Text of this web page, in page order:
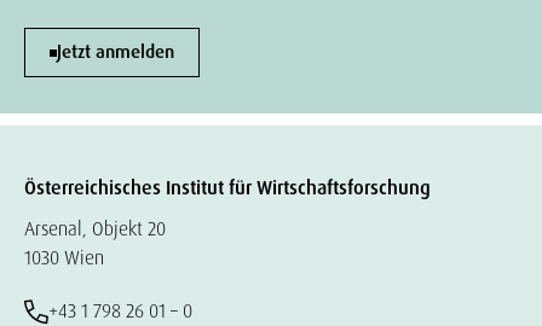
Jetzt anmelden
Österreichisches Institut für Wirtschaftsforschung
Arsenal, Objekt 20
1030 Wien
+43 1 798 26 01 – 0